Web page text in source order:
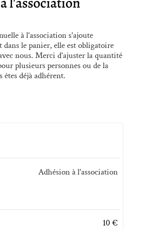
à l'association s'ajoute
le panier, elle est obligatoire
nous. Merci d'ajuster la quantité
plusieurs personnes ou de la
déjà adhérent.
Adhésion à l'association
10€